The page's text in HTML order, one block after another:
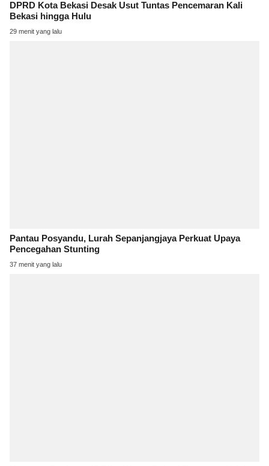
DPRD Kota Bekasi Desak Usut Tuntas Pencemaran Kali
Bekasi hingga Hulu
29 menit yang lalu
Pantau Posyandu, Lurah Sepanjangjaya Perkuat Upaya
Pencegahan Stunting
37 menit yang lalu